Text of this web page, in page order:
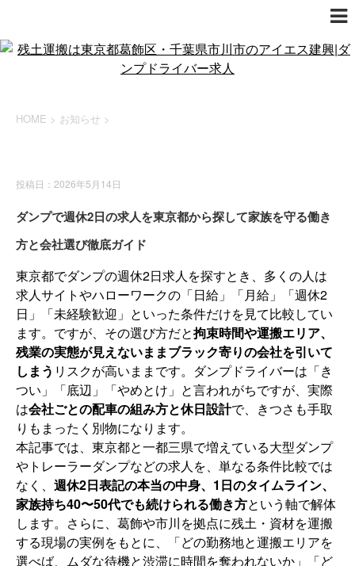
HOME > お知らせ >
投稿日：2026年5月14日
ダンプで週休2日の求人を東京都から探して家族を守る働き
方と会社選び徹底ガイド
東京都でダンプの週休2日求人を探すとき、多くの人は
求人サイトやハローワークの「日給」「月給」「週休2
日」「未経験歓迎」といった条件だけを見て比較してい
ます。ですが、その選び方だと拘束時間や運搬エリア、
残業の実態が見えないままブラック寄りの会社を引いて
しまう リスクが高いままです。ダンプドライバーは「き
つい」「底辺」「やめとけ」と言われがちですが、実際
は会社ごとの配車の組み方と休日設計で、きつさも手取
りもまったく別物になります。
本記事では、東京都と一都三県で増えている大型ダンプ
やトレーラーダンプなどの求人を、単なる条件比較では
なく、 週休2日表記の本当の中身、1日のタイムライン、
家族持ち40〜50代でも続けられる働き方という軸で解体
します。さらに、葛飾や市川を拠点に残土・資材を運搬
する現場の実例をもとに、「どの勤務地と運搬エリアを
選べば、ムダな待機と渋滞に時間を奪われないか」「ど